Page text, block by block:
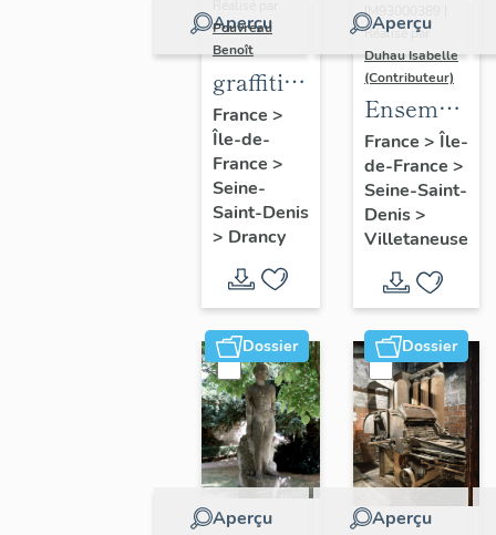
Aperçu
Pouvreau
Benoît
graffiti
sur murs
et
charpentes
des
"caves-
prisons
France >
Île-de-
France >
Seine-
Saint-Denis
> Drancy
Aperçu
IM93000389 |
Réalisé par
Duhau Isabelle
(Contributeur)
Ensemble
de deux
décors
France > Île-
de-France >
Seine-Saint-
Denis>
Villetaneuse
Dossier
Aperçu
Dossier
Aperçu